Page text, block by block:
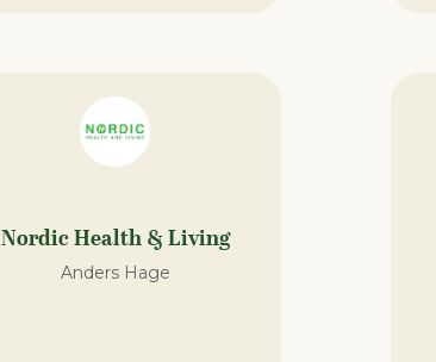
Nordic Health & Living
Anders Hage